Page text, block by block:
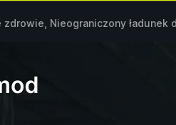
zdrowie, Nieograniczony ładunek